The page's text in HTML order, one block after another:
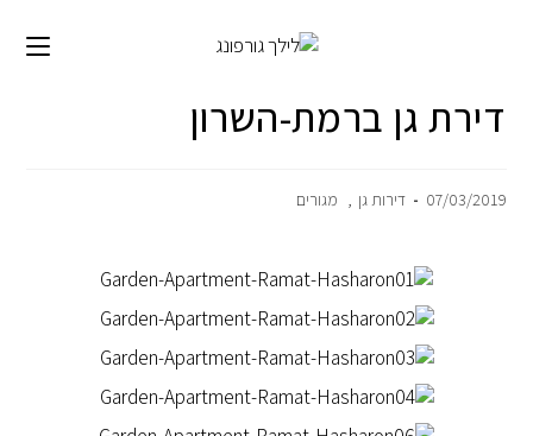
דירת גן ברמת-השרון
07/03/2019 דירות גן , מגורים